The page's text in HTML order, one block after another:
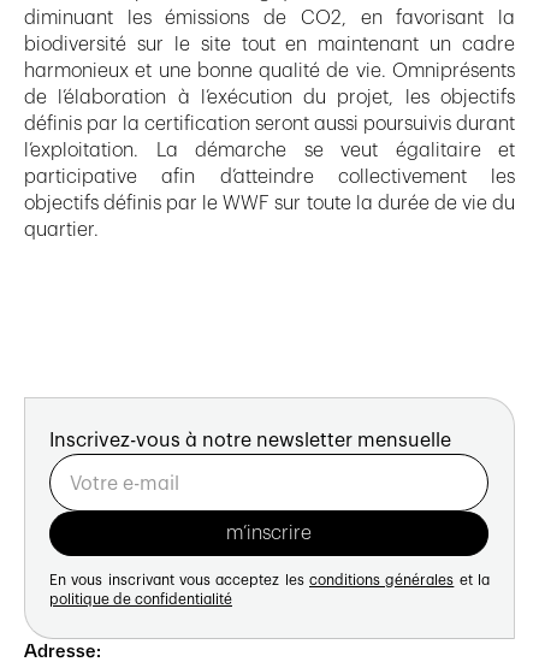
diminuant les émissions de CO2, en favorisant la
biodiversité sur le site tout en maintenant un cadre
harmonieux et une bonne qualité de vie. Omniprésents
de l’élaboration à l’exécution du projet, les objectifs
définis par la certification seront aussi poursuivis durant
l’exploitation. La démarche se veut égalitaire et
participative afin d’atteindre collectivement les
objectifs définis par le WWF sur toute la durée de vie du
quartier.
Inscrivez-vous à notre newsletter mensuelle
En vous inscrivant vous acceptez les conditions générales et la
politique de confidentialité
Adresse: